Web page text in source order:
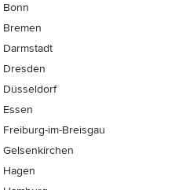
Bonn
Bremen
Darmstadt
Dresden
Düsseldorf
Essen
Freiburg-im-Breisgau
Gelsenkirchen
Hagen